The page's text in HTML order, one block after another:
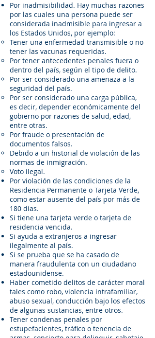
Por inadmisibilidad. Hay muchas razones
por las cuales una persona puede ser
considerada inadmisible para ingresar a
los Estados Unidos, por ejemplo:
Tener una enfermedad transmisible o no
tener las vacunas requeridas.
Por tener antecedentes penales fuera o
dentro del país, según el tipo de delito.
Por ser considerado una amenaza a la
seguridad del país.
Por ser considerado una carga pública,
es decir, depender económicamente del
gobierno por razones de salud, edad,
entre otras.
Por fraude o presentación de
documentos falsos.
Debido a un historial de violación de las
normas de inmigración.
Voto ilegal.
Por violación de las condiciones de la
Residencia Permanente o Tarjeta Verde,
como estar ausente del país por más de
180 días.
Si tiene una tarjeta verde o tarjeta de
residencia vencida.
Si ayuda a extranjeros a ingresar
ilegalmente al país.
Si se prueba que se ha casado de
manera fraudulenta con un ciudadano
estadounidense.
Haber cometido delitos de carácter moral
tales como robo, violencia intrafamiliar,
abuso sexual, conducción bajo los efectos
de algunas sustancias, entre otros.
Tener condenas penales por
estupefacientes, tráfico o tenencia de